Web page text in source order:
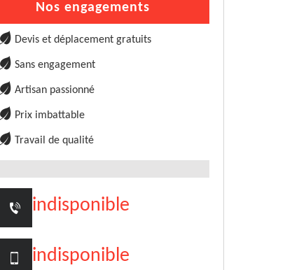
Nos engagements
Devis et déplacement gratuits
Sans engagement
Artisan passionné
Prix imbattable
Travail de qualité
indisponible
indisponible